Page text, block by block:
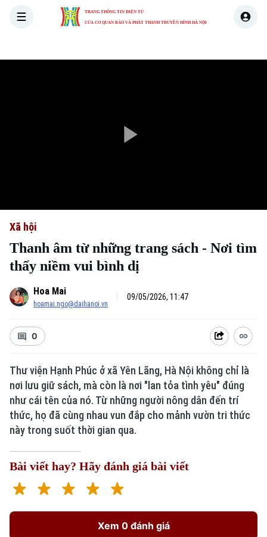
TRANG THÔNG TIN ĐIỆN TỬ
CỦA CƠ QUAN BÁO VÀ PHÁT THANH TRUYỀN HÌNH HÀ NỘI
Xã hội
Thanh âm từ những trang sách - Nơi tìm
thấy niềm vui bình dị
Hoa Mai
hoamai.ngo@daihanoi.vn
09/05/2026, 11:47
0
Thư viện Hạnh Phúc ở xã Yên Lãng, Hà Nội không chỉ là
nơi lưu giữ sách, mà còn là nơi "lan tỏa tình yêu" đúng
như cái tên của nó. Từ những người nông dân đến trí
thức, họ đã cùng nhau vun đắp cho mảnh vườn tri thức
này trong suốt thời gian qua.
Bài viết hay? Hãy đánh giá bài viết
Xem 0 đánh giá